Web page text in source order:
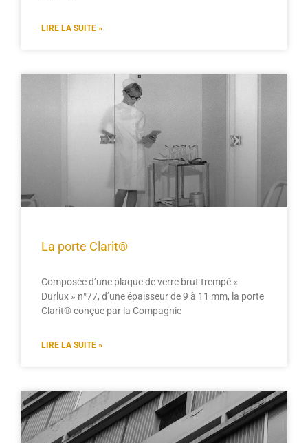
LIRE LA SUITE »
La porte Clarit®
Composée d’une plaque de verre brut trempé «
Durlux » n°77, d’une épaisseur de 9 à 11 mm, la porte
Clarit® conçue par la Compagnie
LIRE LA SUITE »